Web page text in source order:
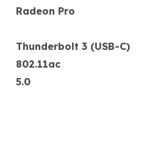
Radeon Pro
Thunderbolt 3 (USB-C)
802.11ac
5.0